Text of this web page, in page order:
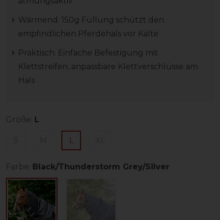
Wärmend: 150g Füllung schützt den
empfindlichen Pferdehals vor Kälte
Praktisch: Einfache Befestigung mit
Klettstreifen, anpassbare Klettverschlüsse am
Hals
Größe: L
L
Farbe: Black/Thunderstorm Grey/Silver